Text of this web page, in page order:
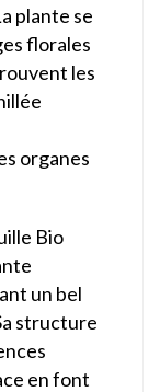
plante se
florales
les
organes
Bio
un bel
structure
en font